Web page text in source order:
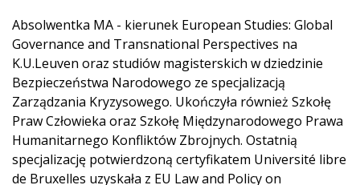
Absolwentka MA - kierunek European Studies: Global
Governance and Transnational Perspectives na
K.U.Leuven oraz studiów magisterskich w dziedzinie
Bezpieczeństwa Narodowego ze specjalizacją
Zarządzania Kryzysowego. Ukończyła również Szkołę
Praw Człowieka oraz Szkołę Międzynarodowego Prawa
Humanitarnego Konfliktów Zbrojnych. Ostatnią
specjalizację potwierdzoną certyfikatem Université libre
de Bruxelles uzyskała z EU Law and Policy on